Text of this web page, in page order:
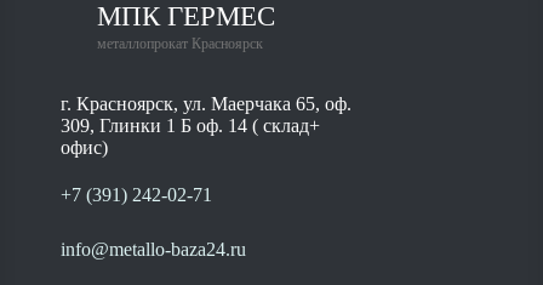
МПК ГЕРМЕС
металлопрокат Красноярск
г. Красноярск, ул. Маерчака 65, оф.
309, Глинки 1 Б оф. 14 ( склад+
офис)
+7 (391) 242-02-71
info@metallo-baza24.ru